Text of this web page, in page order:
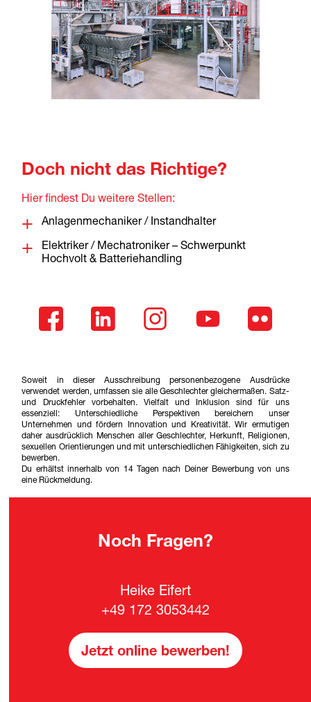
Doch nicht das Richtige?
Hier findest Du weitere Stellen:
Anlagenmechaniker / Instandhalter
Elektriker / Mechatroniker – Schwerpunkt
Hochvolt & Batteriehandling
Soweit in dieser Ausschreibung personenbezogene Ausdrücke
verwendet werden, umfassen sie alle Geschlechter gleichermaßen. Satz-
und Druckfehler vorbehalten. Vielfalt und Inklusion sind für uns
essenziell: Unterschiedliche Perspektiven bereichern unser
Unternehmen und fördern Innovation und Kreativität. Wir ermutigen
daher ausdrücklich Menschen aller Geschlechter, Herkunft, Religionen,
sexuellen Orientierungen und mit unterschiedlichen Fähigkeiten, sich zu
bewerben.
Du erhältst innerhalb von 14 Tagen nach Deiner Bewerbung von uns
eine Rückmeldung.
Noch Fragen?
Heike Eifert
+49 172 3053442
Jetzt online bewerben!